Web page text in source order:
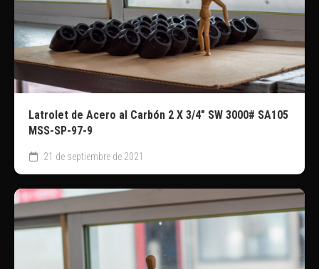
Latrolet de Acero al Carbón 2 X 3/4″ SW 3000# SA105
MSS-SP-97-9
21 de septiembre de 2021